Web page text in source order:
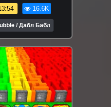
LOL Surprise
16.6K
/ Дабл Бабл